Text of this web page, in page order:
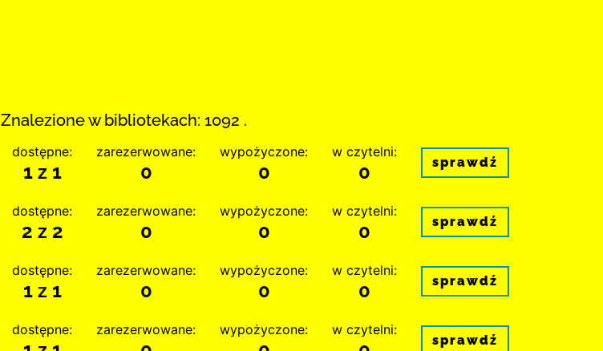
Znalezione w bibliotekach: 1092 .
dostępne:
1 z 1
zarezerwowane:
0
wypożyczone:
0
w czytelni:
0 sprawdź
dostępne:
2 z 2
zarezerwowane:
0
wypożyczone:
0
w czytelni:
0 sprawdź
dostępne:
1 z 1
zarezerwowane:
0
wypożyczone:
0
w czytelni:
0 sprawdź
dostępne: zarezerwowane: wypożyczone: w czytelni:
sprawdź